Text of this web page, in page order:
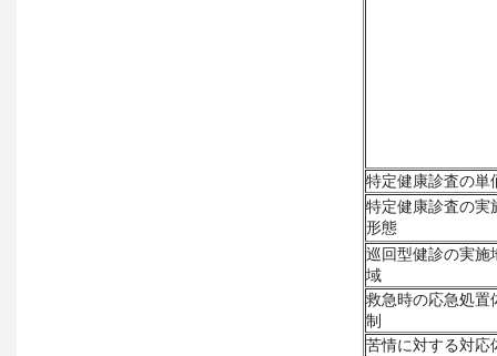
特定健康診査の単
特定健康診査の実
形態
巡回型健診の実施
域
救急時の応急処置
制
苦情に対する対応